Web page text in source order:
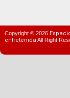
Copyright © 2026
entretenidaAll Right